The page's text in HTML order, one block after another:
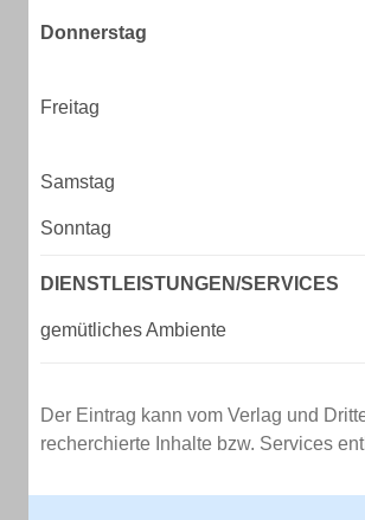
Donnerstag
Freitag
Samstag
Sonntag
DIENSTLEISTUNGEN/SERVICES
gemütliches Ambiente
Der Eintrag kann vom Verlag und
recherchierte Inhalte bzw. Services